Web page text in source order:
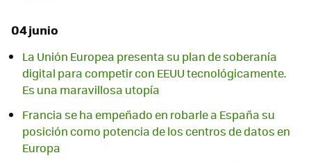
04 junio
La Unión Europea presenta su plan de soberanía
digital para competir con EEUU tecnológicamente.
Es una maravillosa utopía
Francia se ha empeñado en robarle a España su
posición como potencia de los centros de datos en
Europa